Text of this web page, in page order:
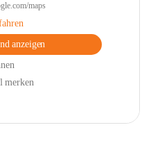
maps
anzeigen
merken